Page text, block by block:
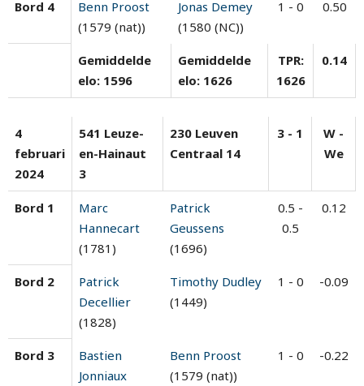
Bord 4
Benn Proost
(1579 (nat))
Jonas Demey
(1580 (NC))
1 - 0 0.50
Gemiddelde
elo: 1596
Gemiddelde
elo: 1626
TPR:
1626
0.14
4
februari
2024
541 Leuze-
en-Hainaut
3
230 Leuven
Centraal 14
3 - 1
W -
We
Bord 1
Marc
Hannecart
(1781)
Patrick
Geussens
(1696)
0.5 -
0.5
0.12
Bord 2
Patrick
Decellier
(1828)
Timothy Dudley
(1449)
1 - 0 -0.09
Bord 3
Bastien
Jonniaux
Benn Proost
(1579 (nat))
1 - 0 -0.22